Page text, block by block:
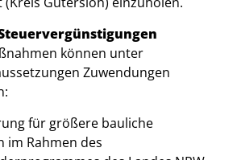
können unter
Zuwendungen
für größere bauliche
im Rahmen des